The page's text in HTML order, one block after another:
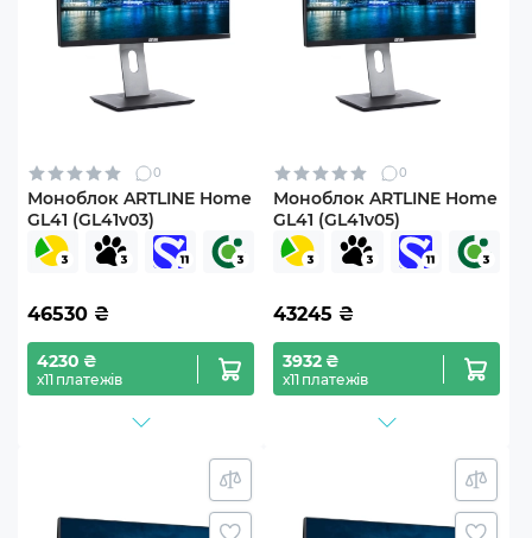
0
Моноблок ARTLINE Home
GL41 (GL41v03)
46530 ₴
4230 ₴
х11 платежів
0
Моноблок ARTLINE Home
GL41 (GL41v05)
43245 ₴
3932 ₴
х11 платежів